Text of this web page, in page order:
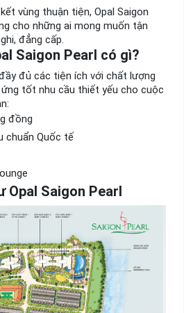
vùng thuận tiện, Opal Saigon
cho những ai mong muốn tận
đẳng cấp.
Saigon Pearl có gì?
đủ các tiện ích với chất lượng
tốt nhu cầu thiết yếu cho cuộc
đồng
chuẩn Quốc tế
Opal Saigon Pearl